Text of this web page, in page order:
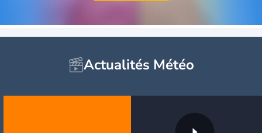
Actualités Météo